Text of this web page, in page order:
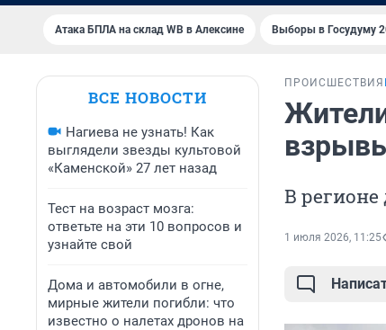
Атака БПЛА на склад WB в Алексине Выборы в Госудуму
ВСЕ НОВОСТИ
Нагиева не узнать! Как
выглядели звезды культовой
«Каменской» 27 лет назад
Тест на возраст мозга:
ответьте на эти 10 вопросов и
узнайте свой
Дома и автомобили в огне,
мирные жители погибли: что
известно о налетах дронов на
ПРОИСШЕСТВИЯ
В регионе
1 июля 2026, 11:25